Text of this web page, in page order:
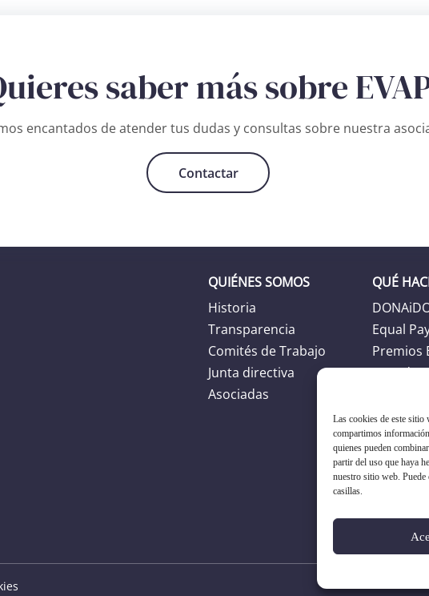
Las cookies de este sitio
compartimos
quienes pueden
partir del uso que haya
nuestro sitio web. Puede
casillas.
saber más sobre
encantados de atender tus dudas y consultas sobre nuestra
Contactar
QUIÉNES SOMOS
Historia
Transparencia
Comités de Trabajo
Junta directiva
Asociadas
QUÉ
Equal
Premios
Agenda